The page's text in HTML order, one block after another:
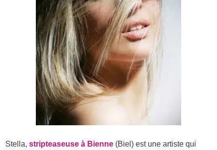
Stella,stripteaseuse à Bienne (Biel) est une artiste qui